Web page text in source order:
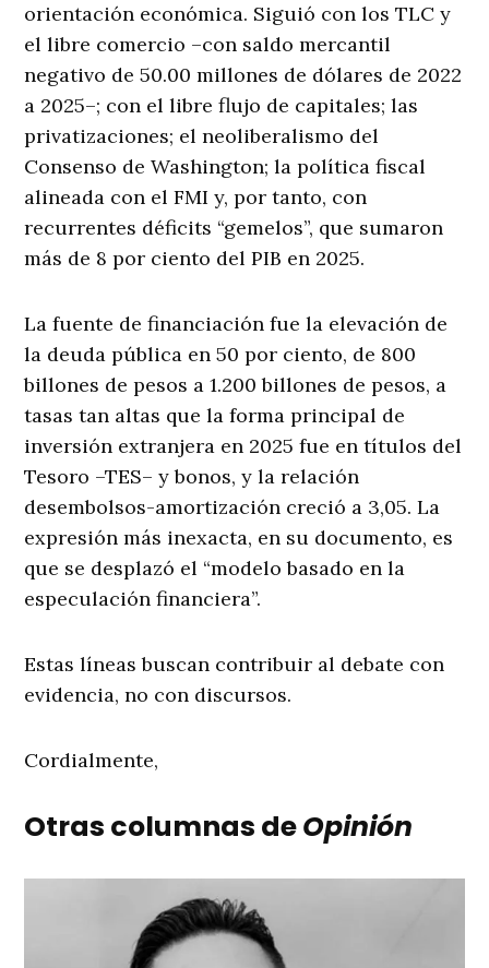
orientación económica. Siguió con los TLC y
el libre comercio –con saldo mercantil
negativo de 50.00 millones de dólares de 2022
a 2025–; con el libre flujo de capitales; las
privatizaciones; el neoliberalismo del
Consenso de Washington; la política fiscal
alineada con el FMI y, por tanto, con
recurrentes déficits “gemelos”, que sumaron
más de 8 por ciento del PIB en 2025.
La fuente de financiación fue la elevación de
la deuda pública en 50 por ciento, de 800
billones de pesos a 1.200 billones de pesos, a
tasas tan altas que la forma principal de
inversión extranjera en 2025 fue en títulos del
Tesoro –TES– y bonos, y la relación
desembolsos-amortización creció a 3,05. La
expresión más inexacta, en su documento, es
que se desplazó el “modelo basado en la
especulación financiera”.
Estas líneas buscan contribuir al debate con
evidencia, no con discursos.
Cordialmente,
Otras columnas deOpinión